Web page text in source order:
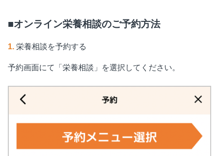
■オンライン栄養相談のご予約方法
1. 栄養相談を予約する
予約画面にて「栄養相談」を選択してください。